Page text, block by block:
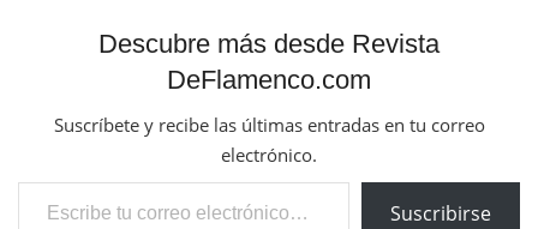
Descubre más desde Revista
DeFlamenco.com
Suscríbete y recibe las últimas entradas en tu correo
electrónico.
Escribe tu correo electrónico…
Suscribirse